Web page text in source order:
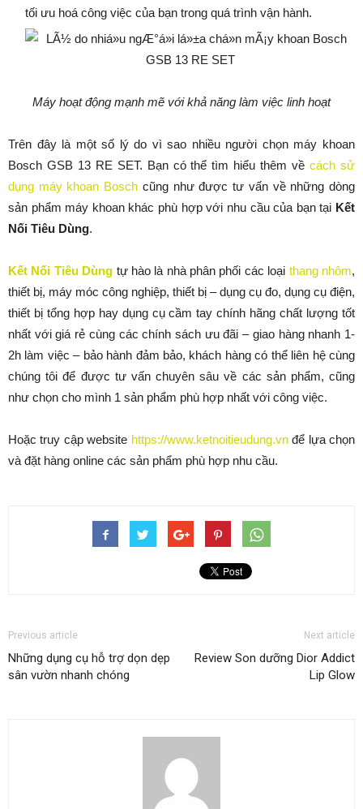
tối ưu hoá công việc của bạn trong quá trình vận hành.
Máy hoạt động mạnh mẽ với khả năng làm việc linh hoạt
Trên đây là một số lý do vì sao nhiều người chọn máy khoan
Bosch GSB 13 RE SET. Bạn có thể tìm hiểu thêm vềcách sử
dụng máy khoan Bosch cũng như được tư vấn về những dòng
sản phẩm máy khoan khác phù hợp với nhu cầu của bạn tại Kết
Nối Tiêu Dùng.
Kết Nối Tiêu Dùng tự hào là nhà phân phối các loại thang nhôm,
thiết bị, máy móc công nghiệp, thiết bị – dụng cụ đo, dụng cụ điện,
thiết bị tổng hợp hay dụng cụ cầm tay chính hãng chất lượng tốt
nhất với giá rẻ cùng các chính sách ưu đãi – giao hàng nhanh 1-
2h làm việc – bảo hành đảm bảo, khách hàng có thể liên hệ cùng
chúng tôi để được tư vấn chuyên sâu về các sản phẩm, cũng
như chọn cho mình 1 sản phẩm phù hợp nhất với công việc.
Hoặc truy cập website https://www.ketnoitieudung.vnđể lựa chọn
và đặt hàng online các sản phẩm phù hợp nhu cầu.
Previous article
Những dụng cụ hỗ trợ dọn dẹp
sân vườn nhanh chóng
Next article
Review Son dưỡng Dior Addict
Lip Glow